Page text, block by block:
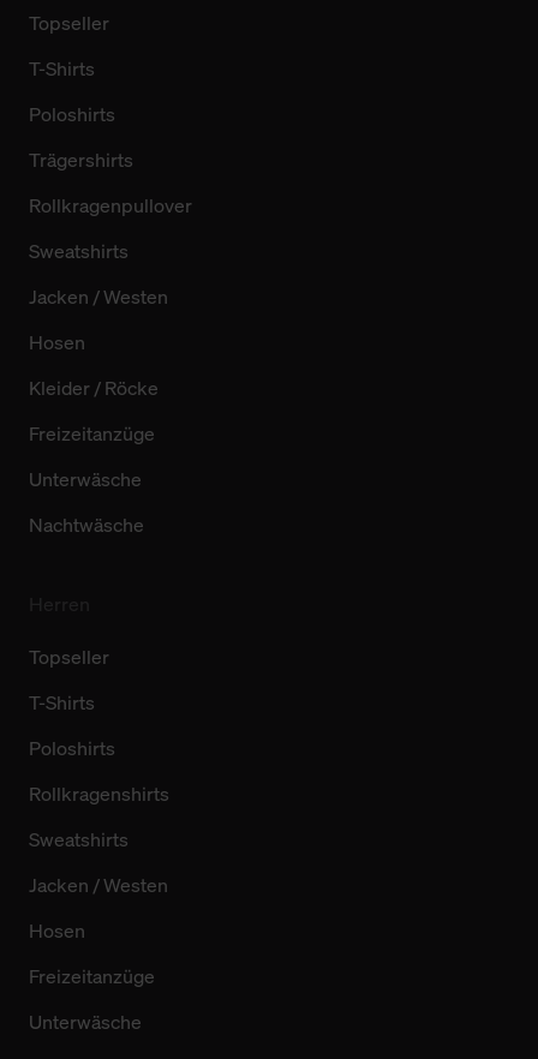
Topseller
T-Shirts
Poloshirts
Trägershirts
Rollkragenpullover
Sweatshirts
Jacken / Westen
Hosen
Kleider / Röcke
Freizeitanzüge
Unterwäsche
Nachtwäsche
Topseller
T-Shirts
Poloshirts
Rollkragenshirts
Sweatshirts
Jacken / Westen
Hosen
Freizeitanzüge
Unterwäsche